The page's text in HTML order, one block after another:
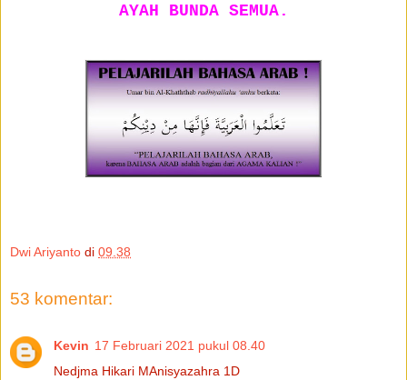
AYAH BUNDA SEMUA.
Dwi Ariyanto di 09.38
53 komentar:
Kevin 17 Februari 2021 pukul 08.40
Nedjma Hikari MAnisyazahra 1D